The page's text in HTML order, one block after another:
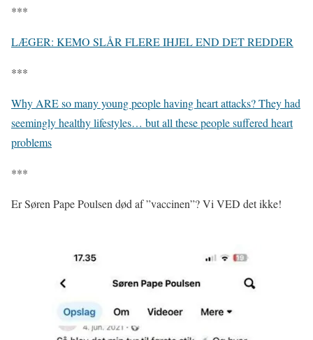
***
LÆGER: KEMO SLÅR FLERE IHJEL END DET REDDER
***
Why ARE so many young people having heart attacks? They had
seemingly healthy lifestyles… but all these people suffered heart
problems
***
Er Søren Pape Poulsen død af ”vaccinen”? Vi VED det ikke!